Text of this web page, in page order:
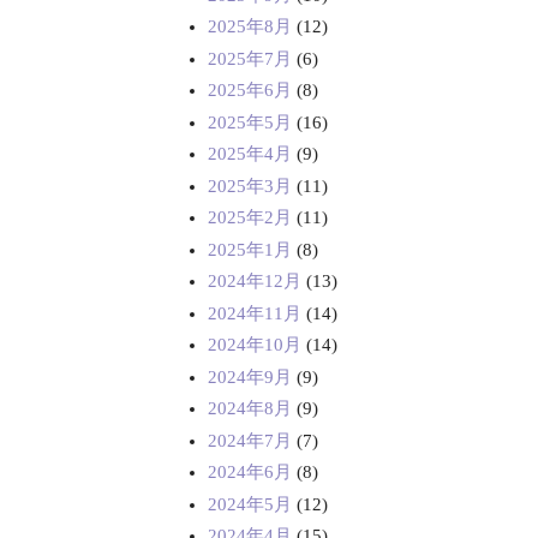
2025年8月 (12)
2025年7月 (6)
2025年6月 (8)
2025年5月 (16)
2025年4月 (9)
2025年3月 (11)
2025年2月 (11)
2025年1月 (8)
2024年12月 (13)
2024年11月 (14)
2024年10月 (14)
2024年9月 (9)
2024年8月 (9)
2024年7月 (7)
2024年6月 (8)
2024年5月 (12)